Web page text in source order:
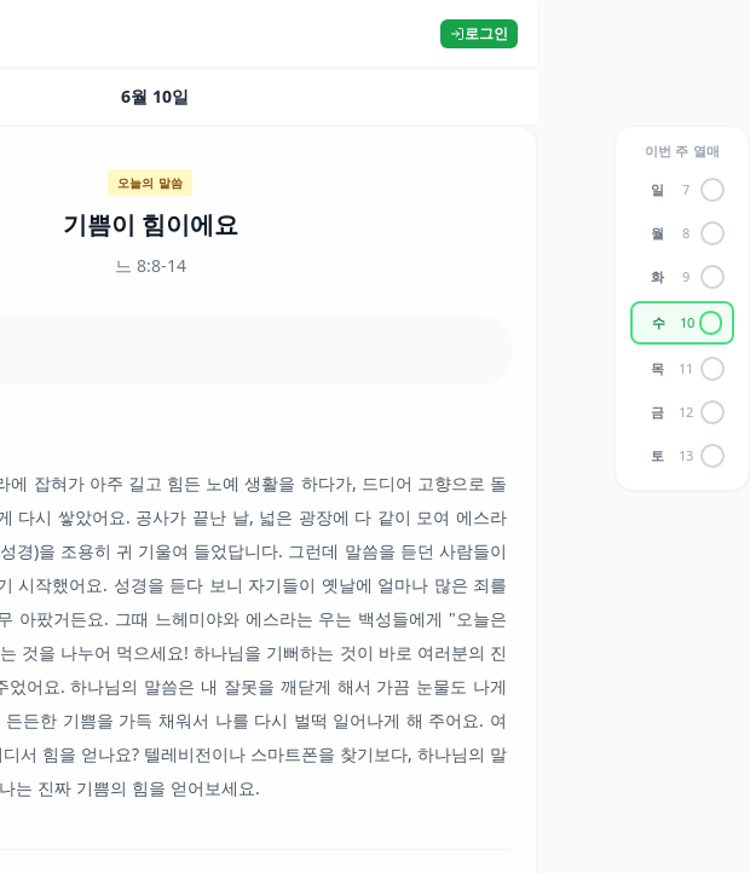
로그인
6월 10일
오늘의 말씀
기쁨이 힘이에요
느 8:8-14
에 잡혀가 아주 길고 힘든 노예 생활을 하다가, 드디어 고향으로 돌
다시 쌓았어요. 공사가 끝난 날, 넓은 광장에 다 같이 모여 에스라
경)을 조용히 귀 기울여 들었답니다. 그런데 말씀을 듣던 사람들이
시작했어요. 성경을 듣다 보니 자기들이 옛날에 얼마나 많은 죄를
아팠거든요. 그때 느헤미야와 에스라는 우는 백성들에게 "오늘은
것을 나누어 먹으세요! 하나님을 기뻐하는 것이 바로 여러분의 진
어요. 하나님의 말씀은 내 잘못을 깨닫게 해서 가끔 눈물도 나게
든한 기쁨을 가득 채워서 나를 다시 벌떡 일어나게 해 주어요. 여
서 힘을 얻나요? 텔레비전이나 스마트폰을 찾기보다, 하나님의 말
는 진짜 기쁨의 힘을 얻어보세요.
이번 주 열매
일 7
월 8
화 9
수 10
목 11
금 12
토 13